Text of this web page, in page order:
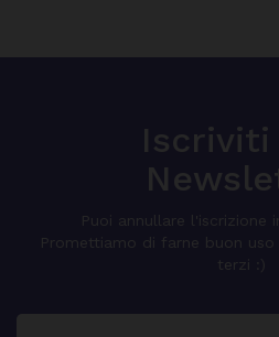
Iscriviti
Puoi annullare l'iscrizione
Promettiamo di farne buon
terzi :)